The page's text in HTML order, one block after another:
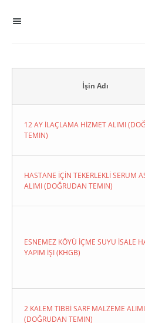
KHGB
İşin Adı
12 AY İLAÇLAMA HİZMET ALIMI
TEMIN)
HASTANE İÇİN TEKERLEKLİ SERUM
ALIMI (DOĞRUDAN TEMIN)
ESNEMEZ KÖYÜ İÇME SUYU İSALE
YAPIM İŞI (KHGB)
2 KALEM TIBBİ SARF MALZEME ALIMI
(DOĞRUDAN TEMIN)